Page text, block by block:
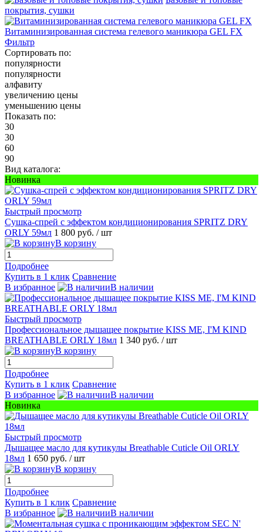
покрытия, сушки
Витаминизированная система гелевого маникюра GEL FX
Фильтр
Сортировать по:
популярности
популярности
алфавиту
увеличению цены
уменьшению цены
Показать по:
30
30
60
90
Вид каталога:
Новинка
Быстрый просмотр
Сушка-спрей с эффектом кондиционирования SPRITZ DRY
ORLY 59мл 1 800 руб. / шт
В корзину
Подробнее
Купить в 1 клик Сравнение
В избранное
В наличии
Быстрый просмотр
Профессиональное дышащее покрытие KISS ME, I'M KIND
BREATHABLE ORLY 18мл 1 340 руб. / шт
В корзину
Подробнее
Купить в 1 клик Сравнение
В избранное
В наличии
Новинка
Быстрый просмотр
Дышащее масло для кутикулы Breathable Cuticle Oil ORLY
18мл 1 650 руб. / шт
В корзину
Подробнее
Купить в 1 клик Сравнение
В избранное
В наличии